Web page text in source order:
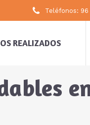
Teléfonos: 96
REALIZADOS